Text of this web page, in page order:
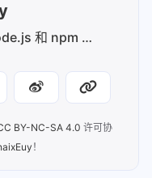
使用 NVM 管理 Node.js 和 npm 版本
BY-NC-SA 4.0 许可协
！